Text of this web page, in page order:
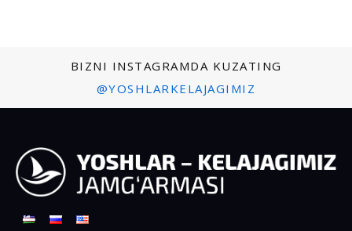
BIZNI INSTAGRAMDA KUZATING
@YOSHLARKELAJAGIMIZ